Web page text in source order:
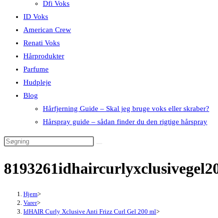
Dfi Voks
ID Voks
American Crew
Renati Voks
Hårprodukter
Parfume
Hudpleje
Blog
Hårfjerning Guide – Skal jeg bruge voks eller skraber?
Hårspray guide – sådan finder du den rigtige hårspray
Hjem>
Varer>
IdHAIR Curly Xclusive Anti Frizz Curl Gel 200 ml>